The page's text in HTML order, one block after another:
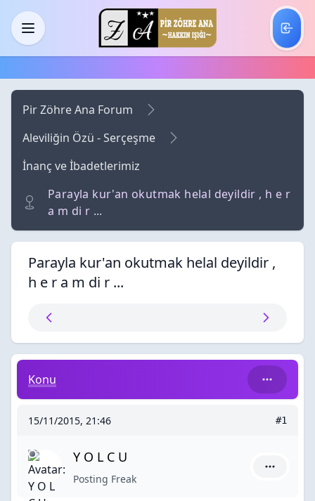
Skip to main content
Menü
Pir Zöhre Ana Forum
Aleviliğin Özü - Serçeşme
İnanç ve İbadetlerimiz
Parayla kur'an okutmak helal deyildir , h e r
a m di r ...
Parayla kur'an okutmak helal deyildir ,
h e r a m di r ...
Parayla kur'an okutmak helal deyildir , h e r a m di r ...
Konu
15/11/2015, 21:46 #1
Y O L C U
Posting Freak